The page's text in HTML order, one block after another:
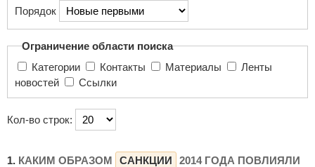
Порядок
Ограничение области поиска
Категории
Контакты Материалы
новостей
Ссылки
Кол-во строк:
1. КАКИМ ОБРАЗОМ САНКЦИИ
2014 ГОДА ПОВЛИЯЛИ